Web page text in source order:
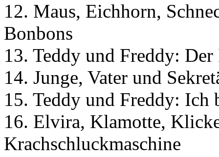
12. Maus, Eichhorn,
Bonbons
13. Teddy und Freddy:
14. Junge, Vater und
15. Teddy und Freddy:
16. Elvira, Klamotte,
Krachschluckmaschine